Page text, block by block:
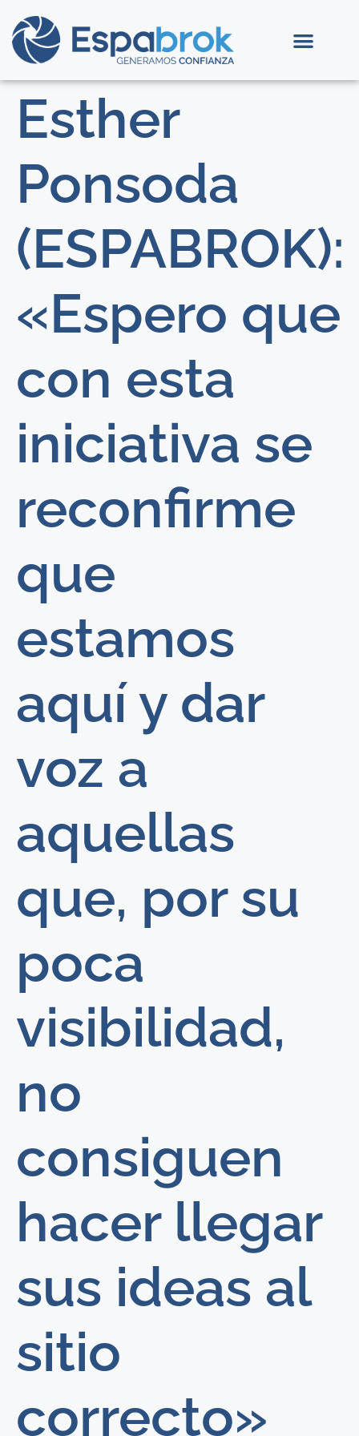
Esther
Ponsoda
(ESPABROK):
«Espero que
con esta
iniciativa se
reconfirme
que
estamos
aquí y dar
voz a
aquellas
que, por su
poca
visibilidad,
no
consiguen
hacer llegar
sus ideas al
sitio
correcto»